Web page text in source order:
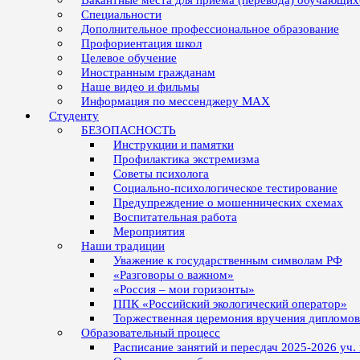
Специальности
Дополнительное профессиональное образование
Профориентация школ
Целевое обучение
Иностранным гражданам
Наше видео и фильмы
Информация по мессенджеру MAX
Студенту
БЕЗОПАСНОСТЬ
Инструкции и памятки
Профилактика экстремизма
Советы психолога
Социально-психологическое тестирование
Предупреждение о мошеннических схемах
Воспитательная работа
Мероприятия
Наши традиции
Уважение к государственным символам РФ
«Разговоры о важном»
«Россия – мои горизонты»
ППК «Российский экологический оператор»
Торжественная церемония вручения
Образовательный процесс
Расписание занятий и пересдач 2025-2026 уч.